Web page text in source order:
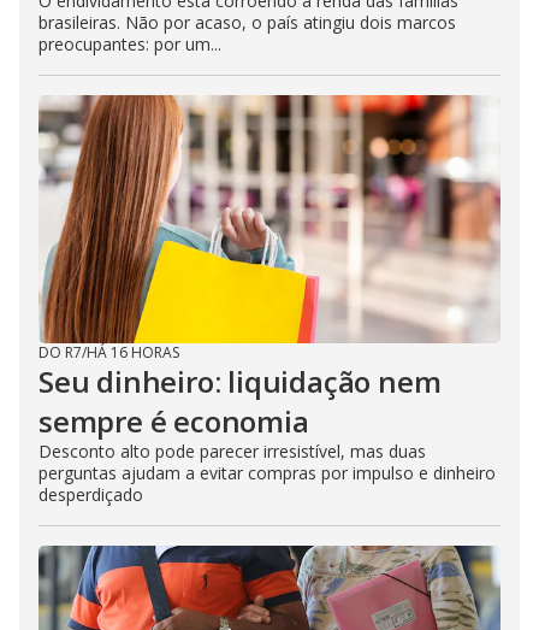
brasileiras. Não por acaso, o país atingiu dois marcos
preocupantes: por um...
DO R7/HÁ 16 HORAS
Seu dinheiro: liquidação nem
sempre é economia
Desconto alto pode parecer irresistível, mas duas
perguntas ajudam a evitar compras por impulso e dinheiro
desperdiçado